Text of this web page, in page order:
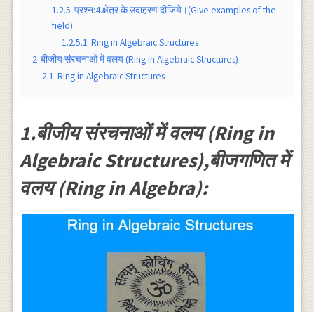
1.2.5 प्रश्न:4.क्षेत्र के उदाहरण दीजिये।(Give examples of the
field):
1.2.5.1 Ring in Algebraic Structures
2 बीजीय संरचनाओं में वलय (Ring in Algebraic Structures)
2.1 Ring in Algebraic Structures
1.बीजीय संरचनाओं में वलय (Ring in
Algebraic Structures),बीजगणित में
वलय (Ring in Algebra):